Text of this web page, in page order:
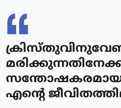
സന്തോഷകരമായ
എന്റെ